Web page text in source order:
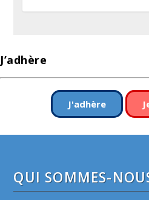
J’adhère
J'adhère
QUI SOMMES-